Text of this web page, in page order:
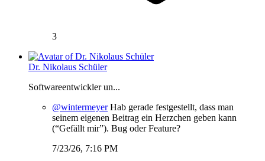
3
Dr. Nikolaus Schüler
Softwareentwickler un...
@wintermeyerHab gerade festgestellt, dass man
seinem eigenen Beitrag ein Herzchen geben kann
(“Gefällt mir”). Bug oder Feature?
7/23/26, 7:16 PM